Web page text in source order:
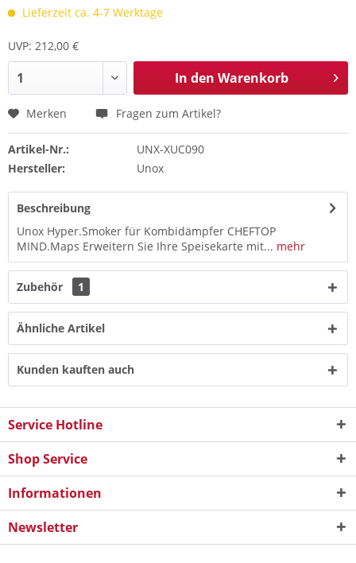
Lieferzeit ca. 4-7 Werktage
UVP: 212,00 €
In den Warenkorb
Merken Fragen zum Artikel?
Artikel-Nr.:
UNX-XUC090
Hersteller:
Unox
Beschreibung
Unox Hyper.Smoker für Kombidämpfer CHEFTOP
MIND.Maps Erweitern Sie Ihre Speisekarte mit... mehr
Zubehör 1
Ähnliche Artikel
Kunden kauften auch
Service Hotline
Shop Service
Informationen
Newsletter